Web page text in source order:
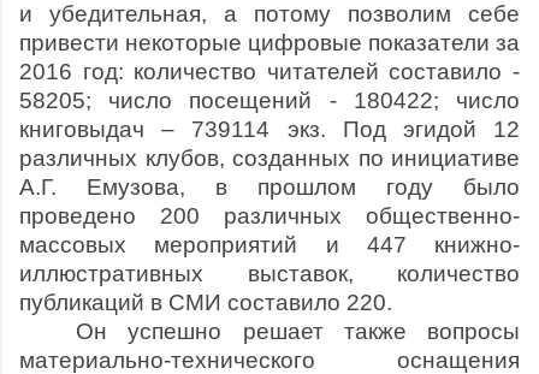
и убедительная, а потому позволим себе
привести некоторые цифровые показатели за
2016 год: количество читателей составило -
58205; число посещений - 180422; число
книговыдач – 739114 экз. Под эгидой 12
различных клубов, созданных по инициативе
А.Г. Емузова, в прошлом году было
проведено 200 различных общественно-
массовых мероприятий и 447 книжно-
иллюстративных выставок, количество
публикаций в СМИ составило 220.
Он успешно решает также вопросы
материально-технического оснащения